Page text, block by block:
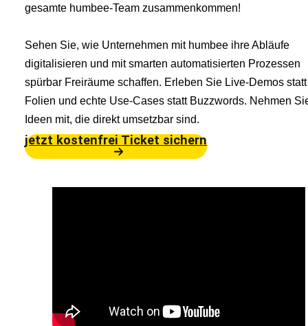
gesamte humbee-Team zusammenkommen!
Sehen Sie, wie Unternehmen mit humbee ihre Abläufe
digitalisieren und mit smarten automatisierten Prozessen
spürbar Freiräume schaffen. Erleben Sie Live-Demos statt
Folien und echte Use-Cases statt Buzzwords. Nehmen
Ideen mit, die direkt umsetzbar sind.
jetzt kostenfrei Ticket sichern